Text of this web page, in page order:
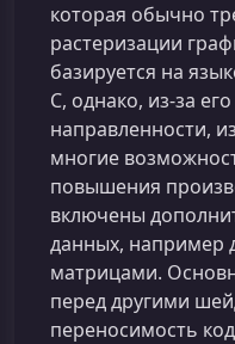
которая обычно
растеризации
базируется на
C, однако, из-за
направленности,
многие
повышения
включены
данных, например
матрицами.
перед другими
переносимость